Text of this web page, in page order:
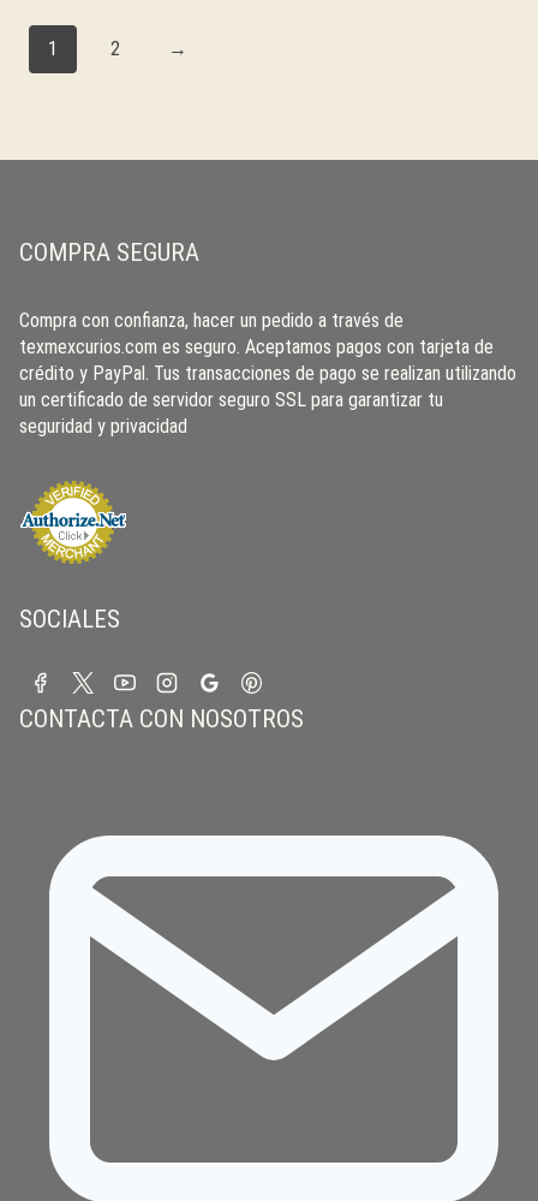
1 2 →
COMPRA SEGURA
Compra con confianza, hacer un pedido a través de
texmexcurios.com es seguro. Aceptamos pagos con tarjeta de
crédito y PayPal. Tus transacciones de pago se realizan utilizando
un certificado de servidor seguro SSL para garantizar tu
seguridad y privacidad
SOCIALES
CONTACTA CON NOSOTROS